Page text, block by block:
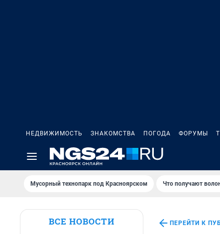
НЕДВИЖИМОСТЬ ЗНАКОМСТВА ПОГОДА ФОРУМЫ
Мусорный технопарк под Крaсноярском Что получают
ВСЕ НОВОСТИ ПЕРЕЙТИ К